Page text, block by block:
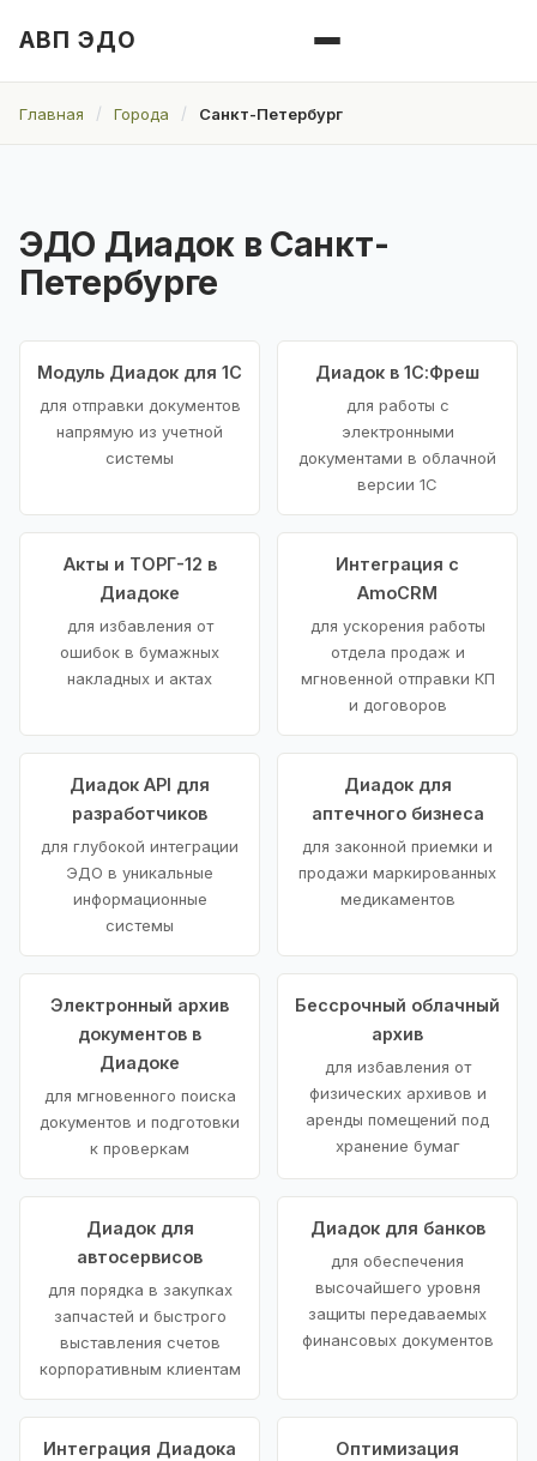
АВП ЭДО
Главная Города Санкт-Петербург
ЭДО Диадок в Санкт-
Петербурге
Модуль Диадок для 1С
для отправки документов
напрямую из учетной
системы
Диадок в 1С:Фреш
для работы с
электронными
документами в облачной
версии 1С
Акты и ТОРГ-12 в
Диадоке
для избавления от
ошибок в бумажных
накладных и актах
Интеграция с
AmoCRM
для ускорения работы
отдела продаж и
мгновенной отправки КП
и договоров
Диадок API для
разработчиков
для глубокой интеграции
ЭДО в уникальные
информационные
системы
Диадок для
аптечного бизнеса
для законной приемки и
продажи маркированных
медикаментов
Электронный архив
документов в
Диадоке
для мгновенного поиска
документов и подготовки
к проверкам
Бессрочный облачный
архив
для избавления от
физических архивов и
аренды помещений под
хранение бумаг
Диадок для
автосервисов
для порядка в закупках
запчастей и быстрого
выставления счетов
корпоративным клиентам
Диадок для банков
для обеспечения
высочайшего уровня
защиты передаваемых
финансовых документов
Интеграция Диадока
Оптимизация